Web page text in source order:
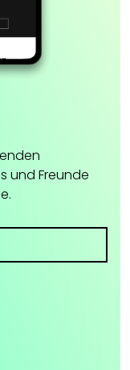
und Freunde